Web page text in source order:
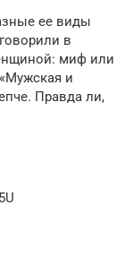
ее виды
в
миф или
и
Правда ли,